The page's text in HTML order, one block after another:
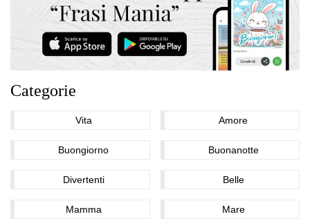
Categorie
Vita Amore
Buongiorno Buonanotte
Divertenti Belle
Mamma Mare